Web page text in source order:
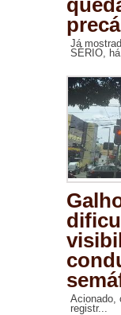
Já
SÉRIO,
Acionado,
registr...